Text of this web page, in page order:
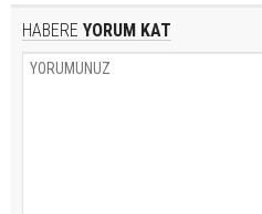
HABERE YORUM KAT